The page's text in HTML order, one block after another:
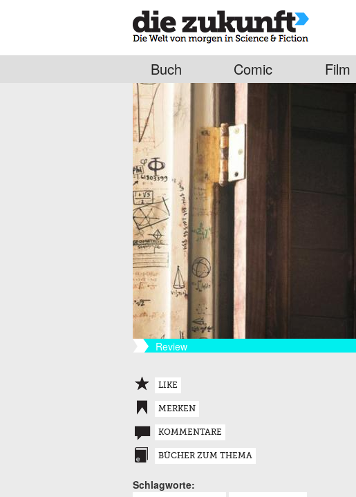
Buch Comic Film
Review
LIKE
MERKEN
KOMMENTARE
BÜCHER ZUM THEMA
Schlagworte: